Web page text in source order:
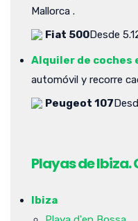
Mallorca .
Fiat 500Desde
Alquiler de coches
automóvil y recorre
Peugeot 107
Playas de Ibiza.
Ibiza